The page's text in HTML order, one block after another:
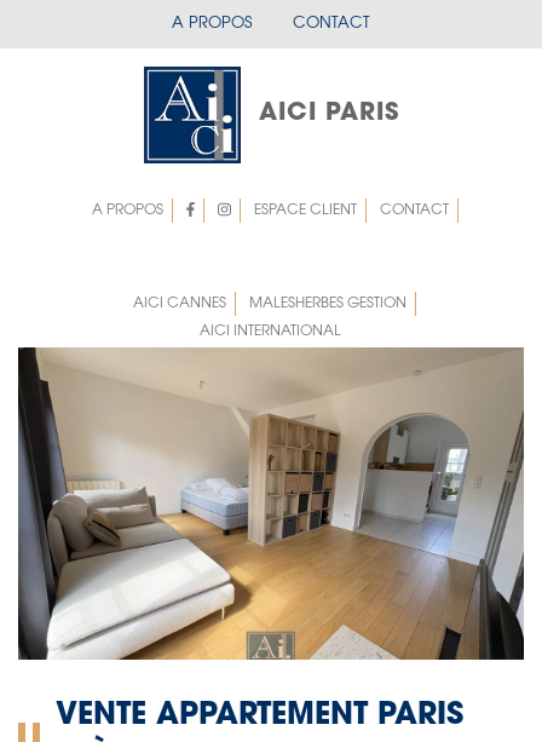
menu A PROPOS CONTACT
AICI PARIS
A PROPOS ESPACE CLIENT CONTACT
rigth
AICI CANNES
MALESHERBES GESTION
AICI INTERNATIONAL
VENTE APPARTEMENT PARIS